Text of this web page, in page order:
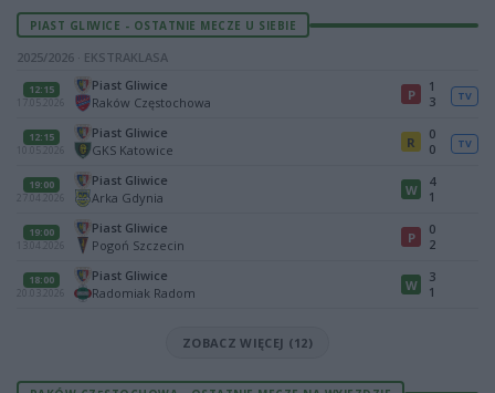
PIAST GLIWICE - OSTATNIE MECZE U SIEBIE
2025/2026 · EKSTRAKLASA
12:15
17.05.2026
Piast Gliwice
Raków Częstochowa
P
1
3
TV
12:15
10.05.2026
Piast Gliwice
GKS Katowice
R
0
0
TV
19:00
27.04.2026
Piast Gliwice
Arka Gdynia
W
4
1
19:00
13.04.2026
Piast Gliwice
Pogoń Szczecin
P
0
2
18:00
20.03.2026
Piast Gliwice
Radomiak Radom
W
3
1
ZOBACZ WIĘCEJ (12)